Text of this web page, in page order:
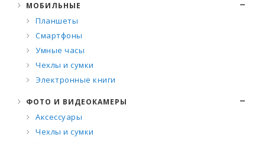
МОБИЛЬНЫЕ
Планшеты
Смартфоны
Умные часы
Чехлы и сумки
Электронные книги
ФОТО И ВИДЕОКАМЕРЫ
Аксессуары
Чехлы и сумки